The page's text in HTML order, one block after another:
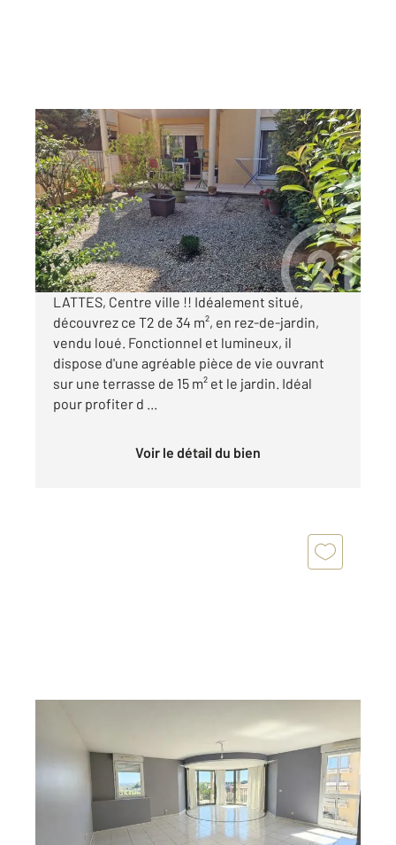
LATTES 34
33,71 m 2 , 2 pièces
Ref : 27297
Appartement F2 à vendre
169 000 €
Visiter le site dédié
LATTES, Centre ville !! Idéalement situé,
découvrez ce T2 de 34 m², en rez-de-jardin,
vendu loué. Fonctionnel et lumineux, il
dispose d'une agréable pièce de vie ouvrant
sur une terrasse de 15 m² et le jardin. Idéal
pour profiter d ...
Voir le détail du bien
Ref : 27299
Appartement F3 à vendre
520 000 €